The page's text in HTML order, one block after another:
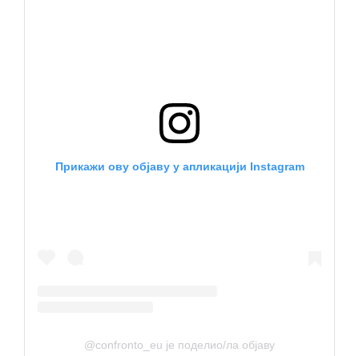
Прикажи ову објаву у апликацији Instagram
@confronto_eu је поделио/ла објаву